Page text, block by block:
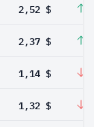
2,52 $
2,37 $
1,14 $
1,32 $